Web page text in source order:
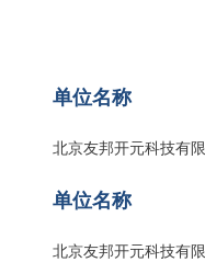
单位名称
北京友邦开元科技有
单位名称
北京友邦开元科技有